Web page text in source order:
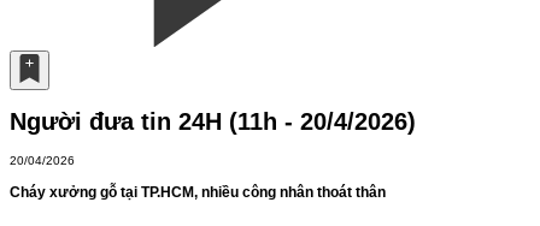
Người đưa tin 24H (11h - 20/4/2026)
20/04/2026
Cháy xưởng gỗ tại TP.HCM, nhiều công nhân thoát thân